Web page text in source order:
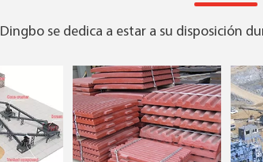
Dingbo se dedica a estar a su disposición